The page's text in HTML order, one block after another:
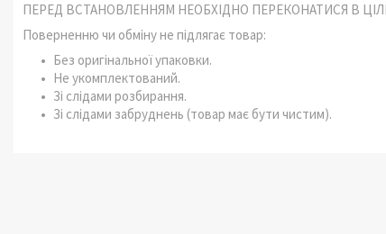
ПЕРЕД ВСТАНОВЛЕННЯМ НЕОБХІДНО ПЕРЕКОНАТИСЯ В
Поверненню чи обміну не підлягає товар:
Без оригінальної упаковки.
Не укомплектований.
Зі слідами розбирання.
Зі слідами забруднень (товар має бути чистим).